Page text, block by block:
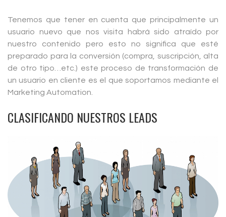
Tenemos que tener en cuenta que principalmente un
usuario nuevo que nos visita habrá sido atraído por
nuestro contenido pero esto no significa que esté
preparado para la conversión (compra, suscripción, alta
de otro tipo…etc.) este proceso de transformación de
un usuario en cliente es el que soportamos mediante el
Marketing Automation.
CLASIFICANDO NUESTROS LEADS